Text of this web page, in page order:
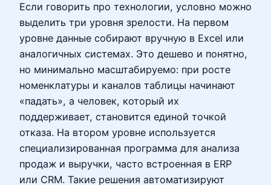
Если говорить про технологии, условно можно
выделить три уровня зрелости. На первом
уровне данные собирают вручную в Excel или
аналогичных системах. Это дешево и понятно,
но минимально масштабируемо: при росте
номенклатуры и каналов таблицы начинают
«падать», а человек, который их
поддерживает, становится единой точкой
отказа. На втором уровне используется
специализированная программа для анализа
продаж и выручки, часто встроенная в ERP
или CRM. Такие решения автоматизируют